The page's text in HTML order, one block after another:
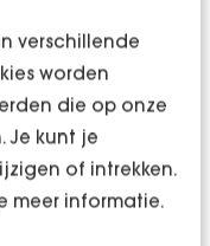
verschillende
worden
die op onze
Je kunt je
of intrekken.
meer informatie.
P&S